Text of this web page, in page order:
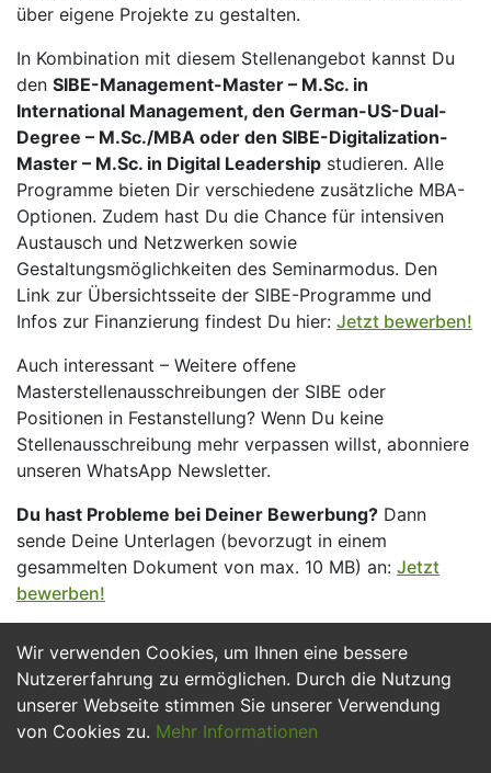
Wir verwenden Cookies, um Ihnen eine bessere
Nutzererfahrung zu ermöglichen. Durch die Nutzung
unserer Webseite stimmen Sie unserer Verwendung
von Cookies zu. Mehr Informationen
über eigene Projekte zu gestalten.
In Kombination mit diesem Stellenangebot kannst Du
den SIBE-Management-Master – M.Sc. in
International Management, den German-US-Dual-
Degree – M.Sc./MBA oder den SIBE-Digitalization-
Master – M.Sc. in Digital Leadership studieren. Alle
Programme bieten Dir verschiedene zusätzliche MBA-
Optionen. Zudem hast Du die Chance für intensiven
Austausch und Netzwerken sowie
Gestaltungsmöglichkeiten des Seminarmodus. Den
Link zur Übersichtsseite der SIBE-Programme und
Infos zur Finanzierung findest Du hier: Jetzt bewerben!
Auch interessant – Weitere offene
Masterstellenausschreibungen der SIBE oder
Positionen in Festanstellung? Wenn Du keine
Stellenausschreibung mehr verpassen willst, abonniere
unseren WhatsApp Newsletter.
Du hast Probleme bei Deiner Bewerbung? Dann
sende Deine Unterlagen (bevorzugt in einem
gesammelten Dokument von max. 10 MB) an: Jetzt
bewerben!
Jetzt Bewerben